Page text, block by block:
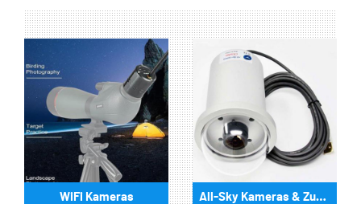
WiFi Kameras All-Sky Kameras & Zubehör